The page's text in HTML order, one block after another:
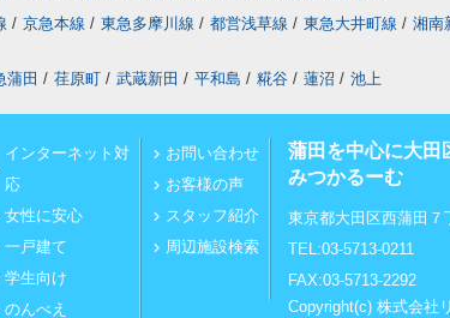
/ 京急本線 / 東急多摩川線 / 都営浅草線 / 東急大井町線 / 湘南
蒲田 / 荏原町 / 武蔵新田 / 平和島 / 糀谷 / 蓮沼 / 池上
インターネット対
応
女性に安心
一戸建て
学生向け
のんべえ
お問い合わせ
お客様の声
スタッフ紹介
周辺施設検索
蒲田を中心に大田
みつかるーむ
東京都大田区西蒲田
TEL:03-5713-0211
FAX:03-5713-2292
Copyright(c) 株式会社